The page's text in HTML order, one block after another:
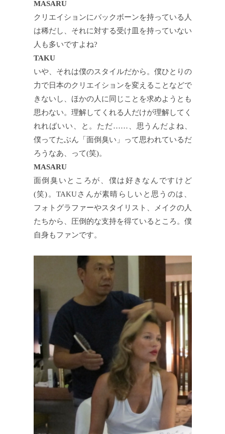
MASARU
クリエイションにバックボーンを持っている人
は稀だし、それに対する受け皿を持っていない
人も多いですよね?
TAKU
いや、それは僕のスタイルだから。僕ひとりの
力で日本のクリエイションを変えることなどで
きないし、ほかの人に同じことを求めようとも
思わない。理解してくれる人だけが理解してく
れればいい、と。ただ……、思うんだよね、
僕ってたぶん「面倒臭い」って思われているだ
ろうなあ、って(笑)。
MASARU
面倒臭いところが、僕は好きなんですけど
(笑)。TAKUさんが素晴らしいと思うのは、
フォトグラファーやスタイリスト、メイクの人
たちから、圧倒的な支持を得ているところ。僕
自身もファンです。